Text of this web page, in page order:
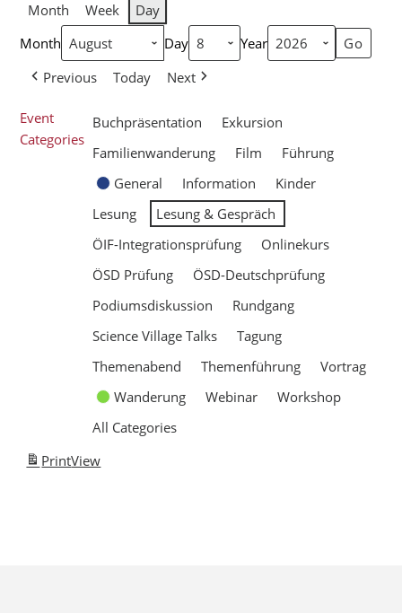
Month Week
Day
Month
Day
Year
Previous
Today Next
Event
Categories
Buchpräsentation
Exkursion
Familienwanderung
Film
Führung
General
Information
Kinder
Lesung
Lesung & Gespräch
ÖIF-Integrationsprüfung
Onlinekurs
ÖSD Prüfung
ÖSD-Deutschprüfung
Podiumsdiskussion
Rundgang
Science Village Talks
Tagung
Themenabend
Themenführung
Vortrag
Wanderung
Webinar
Workshop
All Categories
PrintView